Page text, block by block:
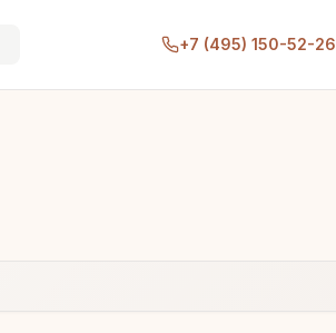
+7 (495) 150-52-26